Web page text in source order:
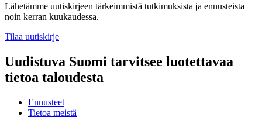
Lähetämme uutiskirjeen tärkeimmistä tutkimuksista ja ennusteista
noin kerran kuukaudessa.
Tilaa uutiskirje
Uudistuva Suomi tarvitsee luotettavaa
tietoa taloudesta
Ennusteet
Tietoa meistä